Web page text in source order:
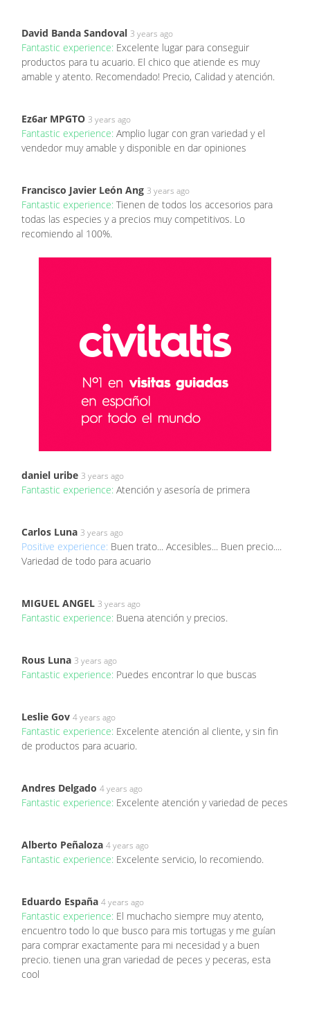
David Banda Sandoval 3 years ago
Fantastic experience: Excelente lugar para conseguir
productos para tu acuario. El chico que atiende es muy
amable y atento. Recomendado! Precio, Calidad y atención.
Ez6ar MPGTO 3 years ago
Fantastic experience: Amplio lugar con gran variedad y el
vendedor muy amable y disponible en dar opiniones
Francisco Javier León Ang 3 years ago
Fantastic experience: Tienen de todos los accesorios para
todas las especies y a precios muy competitivos. Lo
recomiendo al 100%.
daniel uribe 3 years ago
Fantastic experience: Atención y asesoría de primera
Carlos Luna 3 years ago
Positive experience: Buen trato... Accesibles... Buen precio....
Variedad de todo para acuario
MIGUEL ANGEL 3 years ago
Fantastic experience: Buena atención y precios.
Rous Luna 3 years ago
Fantastic experience: Puedes encontrar lo que buscas
Leslie Gov 4 years ago
Fantastic experience: Excelente atención al cliente, y sin fin
de productos para acuario.
Andres Delgado 4 years ago
Fantastic experience: Excelente atención y variedad de peces
Alberto Peñaloza 4 years ago
Fantastic experience: Excelente servicio, lo recomiendo.
Eduardo España 4 years ago
Fantastic experience: El muchacho siempre muy atento,
encuentro todo lo que busco para mis tortugas y me guían
para comprar exactamente para mi necesidad y a buen
precio. tienen una gran variedad de peces y peceras, esta
cool